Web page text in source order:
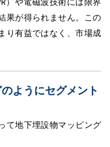
果が得られません。この
り有益ではなく、市場成
ようにセグメント
て地下埋設物マッピング